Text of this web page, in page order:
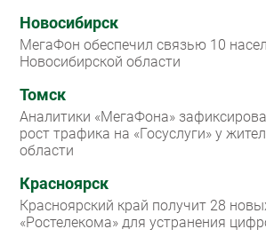
Новосибирск
МегаФон обеспечил связью 10
Новосибирской области
Томск
Аналитики «МегаФона»
рост трафика на «Госуслуги» у
области
Красноярск
Красноярский край получит 28
«Ростелекома» для устранения